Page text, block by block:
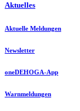
Aktuelles
Aktuelle Meldungen
Newsletter
oneDEHOGA-App
Warnmeldungen